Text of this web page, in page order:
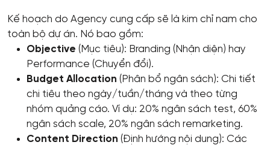
Kế hoạch do Agency cung cấp sẽ là kim chỉ nam cho
toàn bộ dự án. Nó bao gồm:
Objective (Mục tiêu): Branding (Nhận diện) hay
Performance (Chuyển đổi).
Budget Allocation (Phân bổ ngân sách): Chi tiết
chi tiêu theo ngày/tuần/tháng và theo từng
nhóm quảng cáo. Ví dụ: 20% ngân sách test, 60%
ngân sách scale, 20% ngân sách remarketing.
Content Direction (Định hướng nội dung): Các